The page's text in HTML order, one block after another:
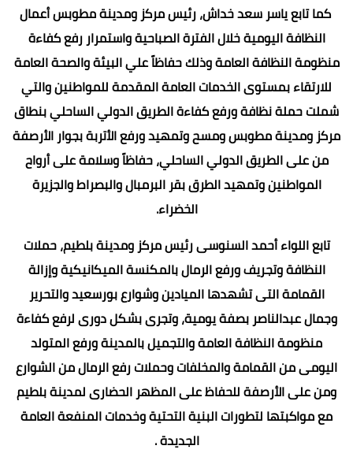
كما تابع ياسر سعد خداش، رئيس مركز ومدينة مطوبس أعمال
النظافة اليومية خلال الفترة الصباحية واستمرار رفع كفاءة
منظومة النظافة العامة وذلك حفاظاً علي البيئة والصحة العامة
للارتقاء بمستوى الخدمات العامة المقدمة للمواطنين والتي
شملت حملة نظافة ورفع كفاءة الطريق الدولي الساحلي بنطاق
مركز ومدينة مطوبس ومسح وتمهيد ورفع الأتربة بجوار الأرصفة
من على الطريق الدولي الساحلي، حفاظاً وسلامة على أرواح
المواطنين وتمهيد الطرق بقر البرمبال والبصراط والجزيرة
الخضراء.
تابع اللواء أحمد السنوسى رئيس مركز ومدينة بلطيم، حملات
النظافة وتجريف ورفع الرمال بالمكنسة الميكانيكية وإزالة
القمامة التى تشهدها الميادين وشوارع بورسعيد والتحرير
وجمال عبدالناصر بصفة يومية، وتجرى بشكل دورى لرفع كفاءة
منظومة النظافة العامة والتجميل بالمدينة ورفع المتولد
اليومى من القمامة والمخلفات وحملات رفع الرمال من الشوارع
ومن على الأرصفة للحفاظ على المظهر الحضارى لمدينة بلطيم
مع مواكبتها لتطورات البنية التحتية وخدمات المنفعة العامة
الجديدة .